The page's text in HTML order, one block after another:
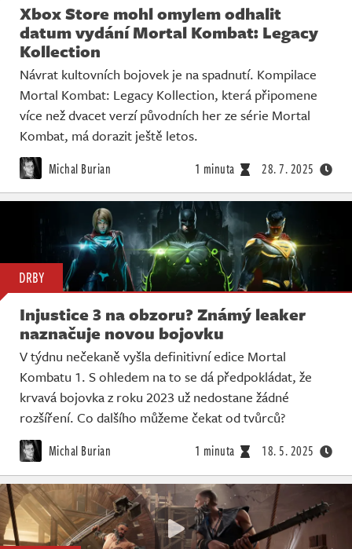
Xbox Store mohl omylem odhalit
datum vydání Mortal Kombat: Legacy
Kollection
Návrat kultovních bojovek je na spadnutí. Kompilace
Mortal Kombat: Legacy Kollection, která připomene
více než dvacet verzí původních her ze série Mortal
Kombat, má dorazit ještě letos.
Michal Burian 1 minuta 28. 7. 2025
DRBY
Injustice 3 na obzoru? Známý leaker
naznačuje novou bojovku
V týdnu nečekaně vyšla definitivní edice Mortal
Kombatu 1. S ohledem na to se dá předpokládat, že
krvavá bojovka z roku 2023 už nedostane žádné
rozšíření. Co dalšího můžeme čekat od tvůrců?
Michal Burian 1 minuta 18. 5. 2025